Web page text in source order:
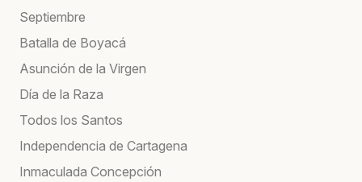
Septiembre
Batalla de Boyacá
Asunción de la Virgen
Día de la Raza
Todos los Santos
Independencia de Cartagena
Inmaculada Concepción